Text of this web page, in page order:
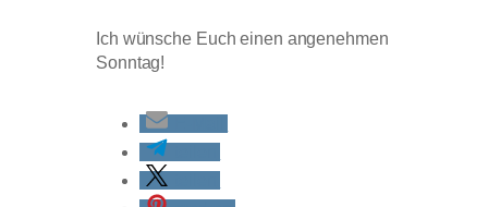
Ich wünsche Euch einen angenehmen
Sonntag!